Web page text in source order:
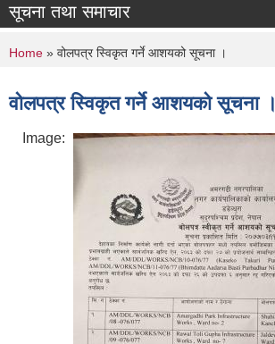
सूचना तथा समाचार
You are here
Home » वोलपत्र स्विकृत गर्ने आशयको सूचना ।
वोलपत्र स्विकृत गर्ने आशयको सूचना ।
Image: